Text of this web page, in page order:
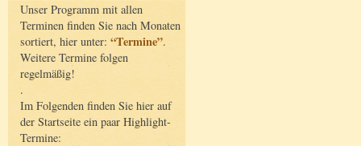
Unser Programm mit allen
Terminen finden Sie nach Monaten
sortiert, hier unter: “Termine”.
Weitere Termine folgen
regelmäßig!
.
Im Folgenden finden Sie hier auf
der Startseite ein paar Highlight-
Termine: